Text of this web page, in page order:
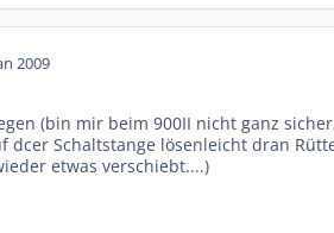
2009
(bin mir beim 900II nicht ganz
dcer Schaltstange lösenleicht dran
etwas verschiebt....)